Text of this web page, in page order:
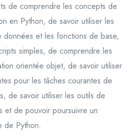
de comprendre les concepts de
en Python, de savoir utiliser les
données et les fonctions de base,
simples, de comprendre les
orientée objet, de savoir utiliser
pour les tâches courantes de
de savoir utiliser les outils de
et de pouvoir poursuivre un
de Python.